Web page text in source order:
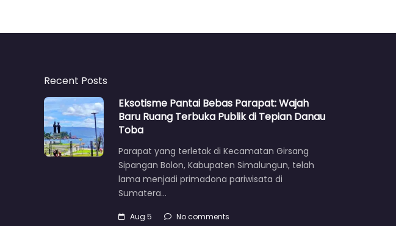
Recent Posts
Eksotisme Pantai Bebas Parapat: Wajah
Baru Ruang Terbuka Publik di Tepian Danau
Toba
Parapat yang terletak di Kecamatan Girsang
Sipangan Bolon, Kabupaten Simalungun, telah
lama menjadi primadona pariwisata di
Sumatera…
Aug 5 No comments